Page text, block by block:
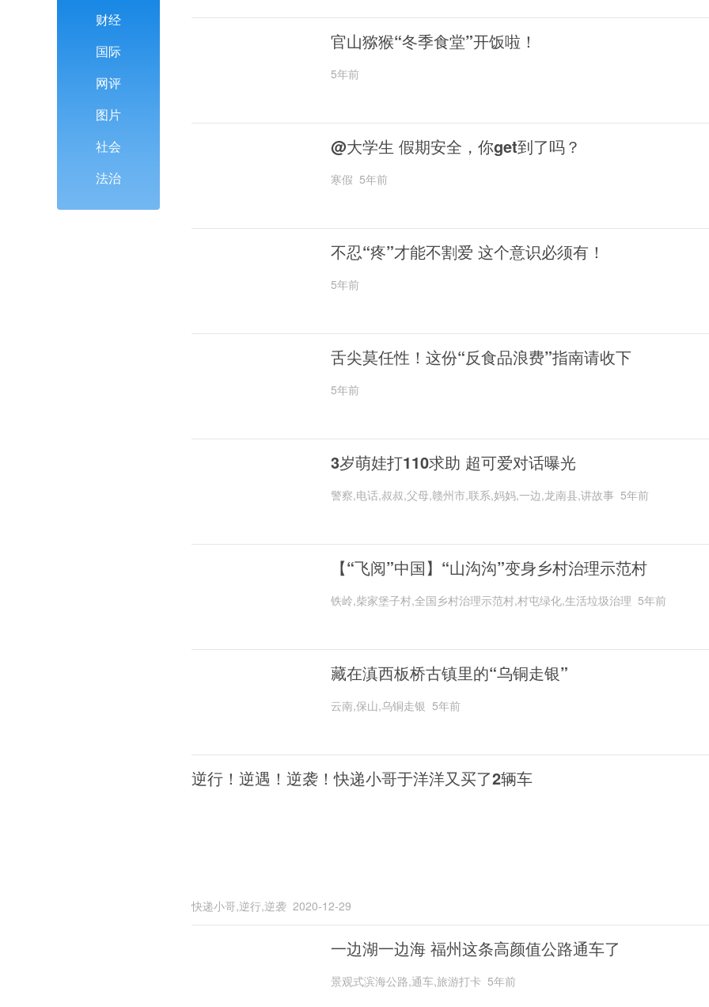
财经
国际
网评
图片
社会
法治
官山猕猴“冬季食堂”开饭啦！
5年前
@大学生 假期安全，你get到了吗？
寒假 5年前
不忍“疼”才能不割爱 这个意识必须有！
5年前
舌尖莫任性！这份“反食品浪费”指南请收下
5年前
3岁萌娃打110求助 超可爱对话曝光
警察,电话,叔叔,父母,赣州市,联系,妈妈,一边,龙南县,讲故事 5年前
【“飞阅”中国】“山沟沟”变身乡村治理示范村
铁岭,柴家堡子村,全国乡村治理示范村,村屯绿化,生活垃圾治理 5年前
藏在滇西板桥古镇里的“乌铜走银”
云南,保山,乌铜走银 5年前
逆行！逆遇！逆袭！快递小哥于洋洋又买了2辆车
快递小哥,逆行,逆袭 2020-12-29
一边湖一边海 福州这条高颜值公路通车了
景观式滨海公路,通车,旅游打卡 5年前